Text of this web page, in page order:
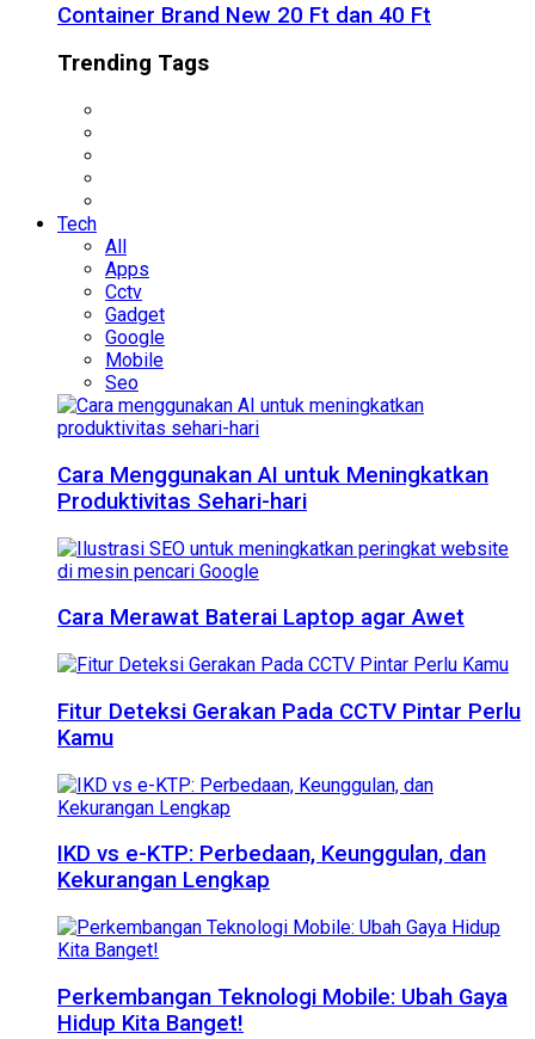
Container Brand New 20 Ft dan 40 Ft
Trending Tags
Tech
All
Apps
Cctv
Gadget
Google
Mobile
Seo
Cara Menggunakan AI untuk Meningkatkan
Produktivitas Sehari-hari
Cara Merawat Baterai Laptop agar Awet
Fitur Deteksi Gerakan Pada CCTV Pintar Perlu
Kamu
IKD vs e-KTP: Perbedaan, Keunggulan, dan
Kekurangan Lengkap
Perkembangan Teknologi Mobile: Ubah Gaya
Hidup Kita Banget!